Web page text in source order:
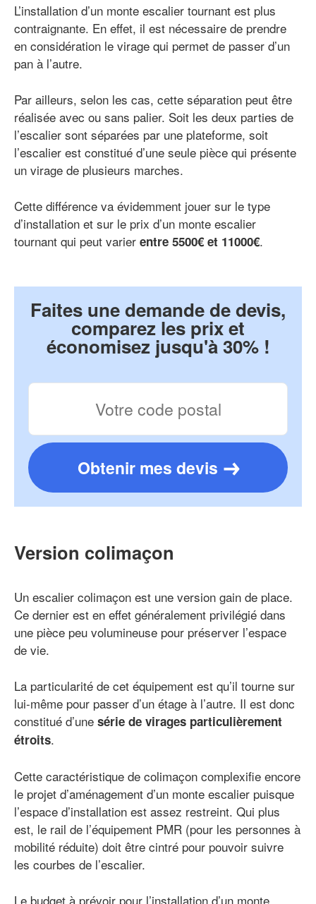
L’installation d’un monte escalier tournant est plus
contraignante. En effet, il est nécessaire de prendre
en considération le virage qui permet de passer d’un
pan à l’autre.
Par ailleurs, selon les cas, cette séparation peut être
réalisée avec ou sans palier. Soit les deux parties de
l’escalier sont séparées par une plateforme, soit
l’escalier est constitué d’une seule pièce qui présente
un virage de plusieurs marches.
Cette différence va évidemment jouer sur le type
d’installation et sur le prix d’un monte escalier
tournant qui peut varier entre 5500€ et 11000€.
Faites une demande de devis,
comparez les prix et
économisez jusqu'à 30% !
Obtenir mes devis
Version colimaçon
Un escalier colimaçon est une version gain de place.
Ce dernier est en effet généralement privilégié dans
une pièce peu volumineuse pour préserver l’espace
de vie.
La particularité de cet équipement est qu’il tourne sur
lui-même pour passer d’un étage à l’autre. Il est donc
constitué d’une série de virages particulièrement
étroits.
Cette caractéristique de colimaçon complexifie encore
le projet d’aménagement d’un monte escalier puisque
l’espace d’installation est assez restreint. Qui plus
est, le rail de l’équipement PMR (pour les personnes à
mobilité réduite) doit être cintré pour pouvoir suivre
les courbes de l’escalier.
Le budget à prévoir pour l’installation d’un monte